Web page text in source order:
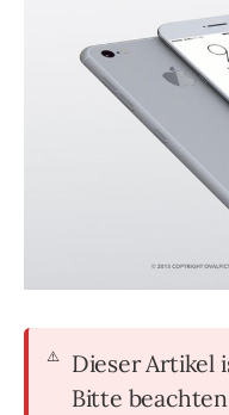
Dieser Artikel
Bitte